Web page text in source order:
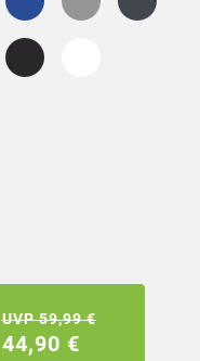
UVP 59,99 €
44,90 €